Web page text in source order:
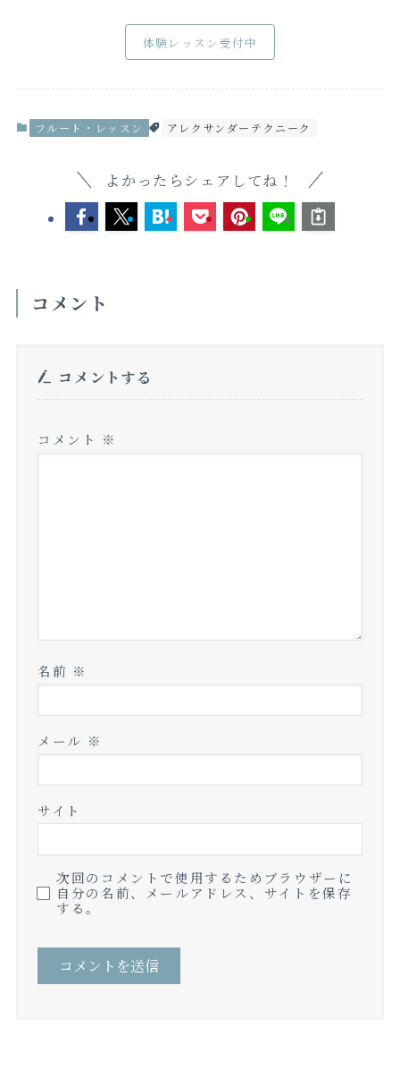
体験レッスン受付中
フルート・レッスン アレクサンダーテクニーク
よかったらシェアしてね！
コメント
コメントする
コメント ※
名前 ※
メール ※
サイト
次回のコメントで使用するためブラウザーに
自分の名前、メールアドレス、サイトを保存
する。